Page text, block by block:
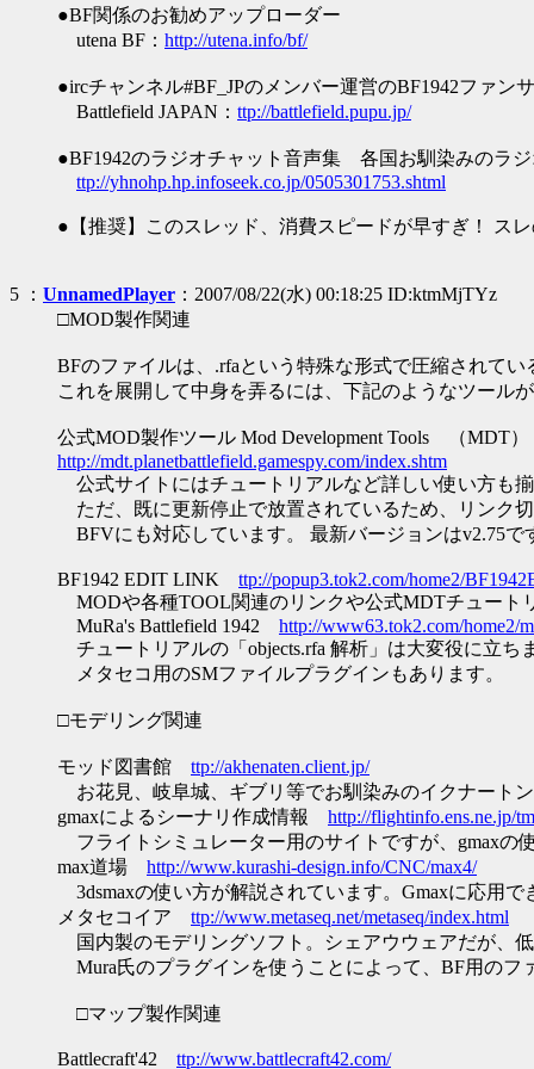
●BF関係のお勧めアップローダー
utena BF： http://utena.info/bf/
●ircチャンネル#BF_JPのメンバー運営のBF1942ファン
Battlefield JAPAN： ttp://battlefield.pupu.jp/
●BF1942のラジオチャット音声集 各国お馴染みのラ
ttp://yhnohp.hp.infoseek.co.jp/0505301753.shtml
●【推奨】このスレッド、消費スピードが早すぎ！ ス
5 ： UnnamedPlayer ：2007/08/22(水) 00:18:25 ID:ktmMjTYz
□MOD製作関連
BFのファイルは、.rfaという特殊な形式で圧縮されてい
これを展開して中身を弄るには、下記のようなツール
公式MOD製作ツール Mod Development Tools （MDT）
http://mdt.planetbattlefield.gamespy.com/index.shtm
公式サイトにはチュートリアルなど詳しい使い方も
ただ、既に更新停止で放置されているため、リンク
BFVにも対応しています。 最新バージョンはv2.75で
BF1942 EDIT LINK ttp://popup3.tok2.com/home2/
MODや各種TOOL関連のリンクや公式MDTチュート
MuRa's Battlefield 1942 http://www63.tok2.com/home2/
チュートリアルの「objects.rfa 解析」は大変役に立
メタセコ用のSMファイルプラグインもあります。
□モデリング関連
モッド図書館 ttp://akhenaten.client.jp/
お花見、岐阜城、ギブリ等でお馴染みのイクナート
gmaxによるシーナリ作成情報 http://flightinfo.ens.ne.jp/
フライトシミュレーター用のサイトですが、gmaxの
max道場 http://www.kurashi-design.info/CNC/max4/
3dsmaxの使い方が解説されています。Gmaxに応用で
メタセコイア ttp://www.metaseq.net/metaseq/index.html
国内製のモデリングソフト。シェアウウェアだが、
Mura氏のプラグインを使うことによって、BF用のフ
□マップ製作関連
Battlecraft'42 ttp://www.battlecraft42.com/